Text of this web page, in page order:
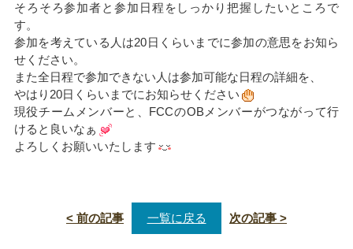
そろそろ参加者と参加日程をしっかり把握したいところで
す。
参加を考えている人は20日くらいまでに参加の意思をお知ら
せください。
また全日程で参加できない人は参加可能な日程の詳細を、
やはり20日くらいまでにお知らせください
現役チームメンバーと、FCCのOBメンバーがつながって行
けると良いなぁ
よろしくお願いいたします
< 前の記事 一覧に戻る 次の記事 >